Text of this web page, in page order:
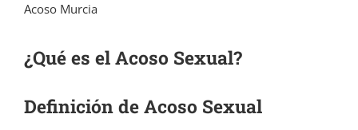
Acoso Murcia
¿Qué es el Acoso Sexual?
Definición de Acoso Sexual